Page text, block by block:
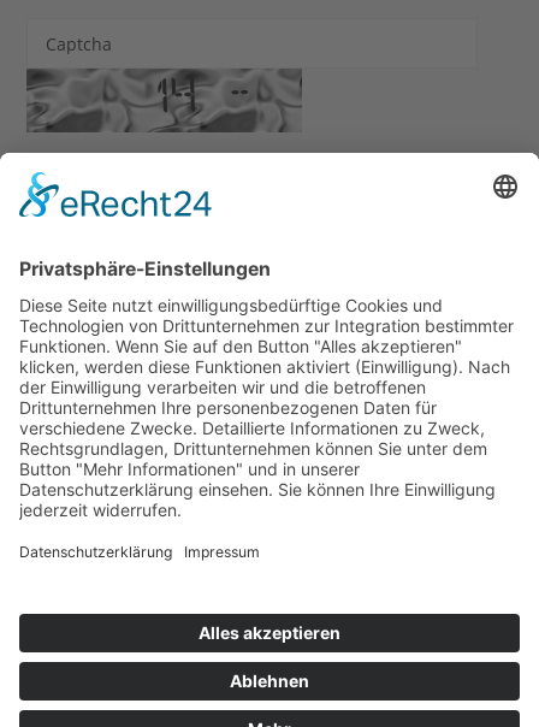
Captcha
Ich habe die
genommen. Ich stimme zu, dass meine Angaben und Daten
und gespeichert werden.
ROSTFREI-STAHLGeisweid GmbH
+49 (0)2737-5950 -0
info(at)rostfrei-stahl.de